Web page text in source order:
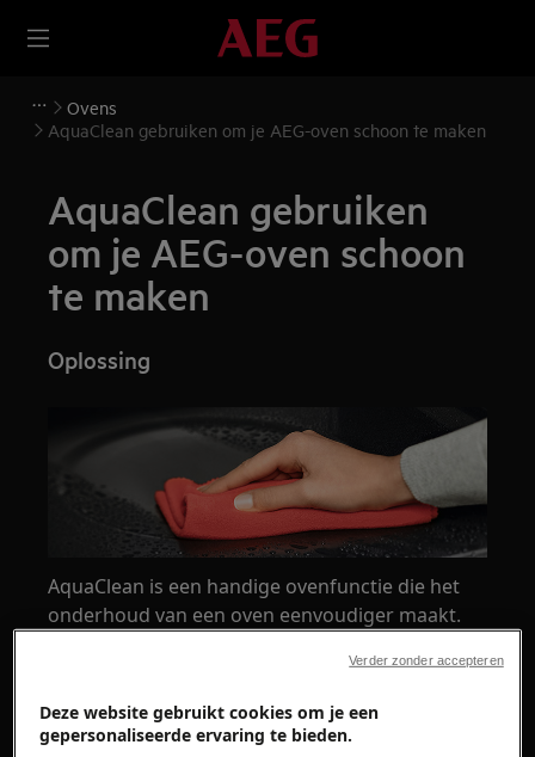
Ovens
AquaClean gebruiken om je AEG-oven schoon te maken
AquaClean gebruiken
om je AEG-oven schoon
te maken
Oplossing
AquaClean is een handige ovenfunctie die het
onderhoud van een oven eenvoudiger maakt.
zelfs hardnekkige resten gemakkelijker kunnen
worden verwijderd. AquaClean is beschikbaar
op een selectie AEG-ovens.
Deze website gebruikt cookies om je een
gepersonaliseerde ervaring te bieden.
Verder zonder accepteren